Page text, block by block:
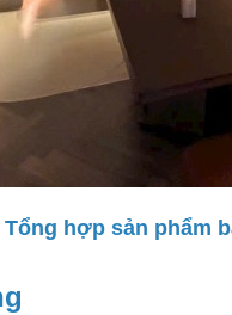
Tổng hợp sản phẩm